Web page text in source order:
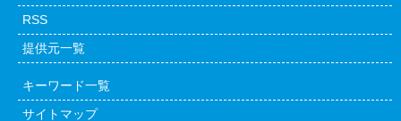
RSS
提供元一覧
キーワード一覧
サイトマップ